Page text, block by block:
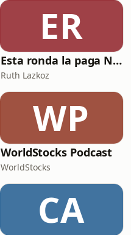
ER
Esta ronda la paga Newton
Ruth Lazkoz
WP
WorldStocks Podcast
WorldStocks
CA